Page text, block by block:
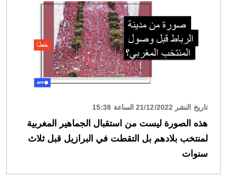
تاريخ النشر 21/12/2022 الساعة 15:38
هذه الصورة ليست من استقبال الجماهير المغربية
لمنتخب بلادهم بل التقطت في البرازيل قبل ثلاث
سنوات